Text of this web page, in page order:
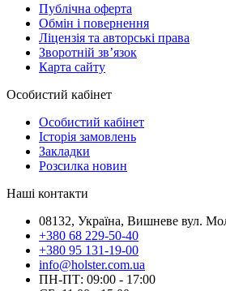
Публічна оферта
Обмін і повернення
Ліцензія та авторські права
Зворотній зв’язок
Карта сайту
Особистий кабінет
Особистий кабінет
Історія замовлень
Закладки
Розсилка новин
Наші контакти
08132, Україна, Вишневе вул.
+380 68 229-50-40
+380 95 131-19-00
info@holster.com.ua
ПН-ПТ: 09:00 - 17:00